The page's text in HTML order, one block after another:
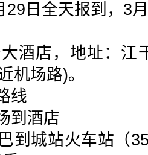
日全天报到，3月
店，地址：江
机场路)。
线
酒店
城站火车站（